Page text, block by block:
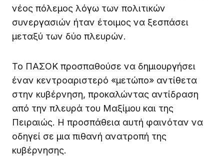
νέος πόλεμος λόγω των πολιτικών
συνεργασιών ήταν έτοιμος να ξεσπάσει
μεταξύ των δύο πλευρών.
Το ΠΑΣΟΚ προσπαθούσε να δημιουργήσει
έναν κεντροαριστερό «μετώπο» αντίθετα
στην κυβέρνηση, προκαλώντας αντίδραση
από την πλευρά του Μαξίμου και της
Πειραιώς. Η προσπάθεια αυτή φαινόταν να
οδηγεί σε μια πιθανή ανατροπή της
κυβέρνησης.